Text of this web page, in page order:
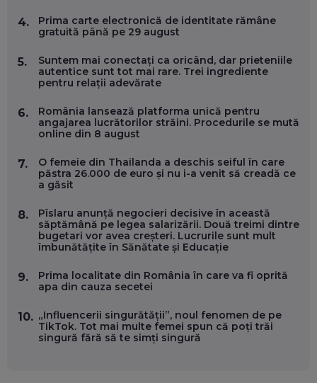
CARIERĂ DE „HACKER CU PERMIS”
EP. 56
DOINA VÎLCEANU, CONTENTSPEED: VREI SUCCES ONLINE?
ÎNVAȚĂ AEO ȘI GEO!
OLIVIU MATEI, HOLISUN: SOFTWARE DE LA CLUJ PENTRU
VERTICALE FĂRĂ PĂMÂNT
EP. 54
VALENTIN VANCEA, CEO AL PATRIA BANK: AUTOMATIZĂM
PROCESE, DAR CE FACEM CÂND PICĂ BAZA DE DATE, LA
INSTITUȚIILE STATULUI?
EP. 53
VOICU OPREAN (AROBS): CUM CONSTRUIEȘTI O COMPANIE
GLOBALĂ, FĂRĂ SĂ PIERZI LEGĂTURA CU COMUNITATEA
EP. 52
ROBERT GRAUR, FOMO: SPEAKERUL PE SCENĂ, INVITATUL
4.
Prima carte electronică de identitate rămâne
gratuită până pe 29 august
5.
Suntem mai conectați ca oricând, dar prieteniile
autentice sunt tot mai rare. Trei ingrediente
pentru relații adevărate
6.
România lansează platforma unică pentru
angajarea lucrătorilor străini. Procedurile se mută
online din 8 august
7.
O femeie din Thailanda a deschis seiful în care
păstra 26.000 de euro și nu i-a venit să creadă ce
a găsit
8.
Pîslaru anunță negocieri decisive în această
săptămână pe legea salarizării. Două treimi dintre
bugetari vor avea creșteri. Lucrurile sunt mult
îmbunătățite în Sănătate și Educație
9.
Prima localitate din România în care va fi oprită
apa din cauza secetei
10. „Influencerii singurătății”, noul fenomen de pe
TikTok. Tot mai multe femei spun că poți trăi
singură fără să te simți singură